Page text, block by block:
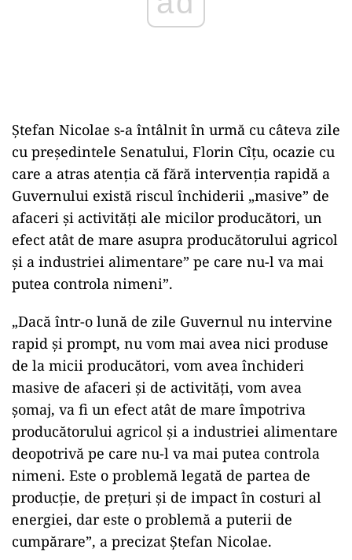
Ștefan Nicolae s-a întâlnit în urmă cu câteva zile
cu preşedintele Senatului, Florin Cîţu, ocazie cu
care a atras atenția că fără intervenţia rapidă a
Guvernului există riscul închiderii „masive” de
afaceri şi activităţi ale micilor producători, un
efect atât de mare asupra producătorului agricol
şi a industriei alimentare” pe care nu-l va mai
putea controla nimeni”.
„Dacă într-o lună de zile Guvernul nu intervine
rapid şi prompt, nu vom mai avea nici produse
de la micii producători, vom avea închideri
masive de afaceri şi de activităţi, vom avea
şomaj, va fi un efect atât de mare împotriva
producătorului agricol şi a industriei alimentare
deopotrivă pe care nu-l va mai putea controla
nimeni. Este o problemă legată de partea de
producţie, de preţuri şi de impact în costuri al
energiei, dar este o problemă a puterii de
cumpărare”, a precizat Ștefan Nicolae.